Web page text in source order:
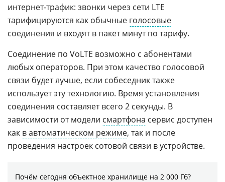
интернет‑трафик: звонки через сети LTE
тарифицируются как обычные голосовые
соединения и входят в пакет минут по тарифу.
Соединение по VoLTE возможно с абонентами
любых операторов. При этом качество голосовой
связи будет лучше, если собеседник также
использует эту технологию. Время установления
соединения составляет всего 2 секунды. В
зависимости от модели смартфона сервис доступен
как в автоматическом режиме, так и после
проведения настроек сотовой связи в устройстве.
Почём сегодня объектное хранилище на 2 000 Гб?